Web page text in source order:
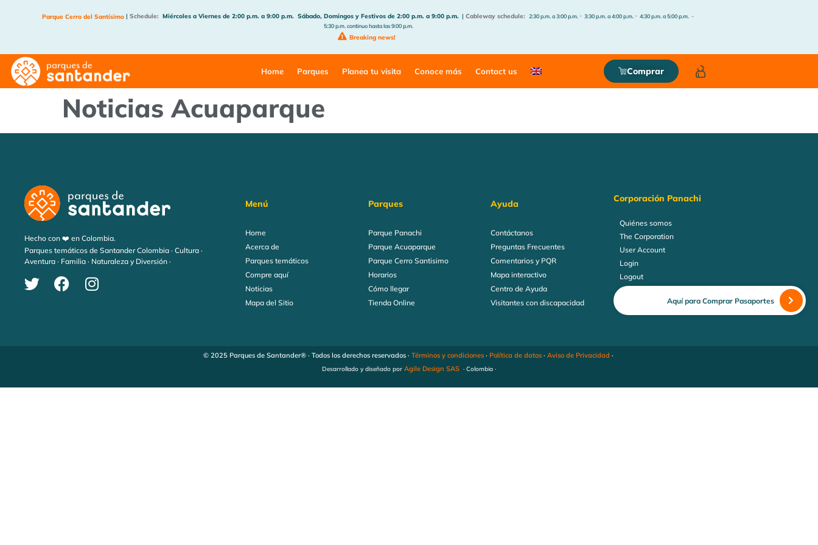
Parque Cerro del Santísimo | Schedule: Miércoles a Viernes de 2:00 p.m. a 9:00 p.m. Sábado, Domingos y Festivos de 2:00 p.m. a 9:00 p.m. | Cableway schedule: 2:30 p.m. a 3:00 p.m. - 3:30 p.m. a 4:00 p.m. - 4:30 p.m. a 5:00 p.m. -
5:30 p.m. continuo hasta las 9:00 p.m.
Breaking news!
Home Parques Planea tu visita Conoce más Contact us Comprar
Noticias Acuaparque
Hecho con ❤️ en Colombia.
Parques temáticos de Santander Colombia · Cultura ·
Aventura · Familia · Naturaleza y Diversión ·
Menú
Home
Acerca de
Parques temáticos
Compre aquí
Noticias
Mapa del Sitio
Parques
Parque Panachi
Parque Acuaparque
Parque Cerro Santisimo
Horarios
Cómo llegar
Tienda Online
Ayuda
Contáctanos
Preguntas Frecuentes
Comentarios y PQR
Mapa interactivo
Centro de Ayuda
Visitantes con discapacidad
Corporación Panachi
Quiénes somos
The Corporation
User Account
Login
Logout
Aquí para Comprar Pasaportes
© 2025 Parques de Santander® · Todos los derechos reservados · Términos y condiciones· Política de datos· Aviso de Privacidad ·
Desarrollado y diseñado por Agile Design SAS · Colombia ·